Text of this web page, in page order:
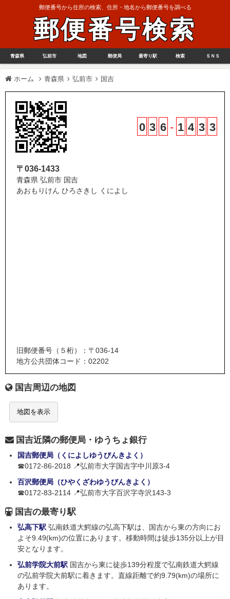
郵便番号から住所の検索、住所・地名から郵便番号を調べる
郵便番号検索
青森県 弘前市 地図 郵便局 最寄り駅 検索 ＳＮＳ
ホーム 青森県 弘前市 国吉
0 3 6 - 1 4 3 3
〒036-1433
青森県 弘前市 国吉
あおもりけん ひろさきし くによし
旧郵便番号（５桁）：〒036-14
地方公共団体コード：02202
国吉周辺の地図
地図を表示
国吉近隣の郵便局・ゆうちょ銀行
国吉郵便局（くによしゆうびんきよく）
☎0172-86-2018 📍弘前市大字国吉字中川原3-4
百沢郵便局（ひやくざわゆうびんきよく）
☎0172-83-2114 📍弘前市大字百沢字寺沢143-3
国吉の最寄り駅
弘高下駅 弘南鉄道大鰐線の弘高下駅は、国吉から東の方向にお
よそ9.49(km)の位置にあります。移動時間は徒歩135分以上が目
安となります。
弘前学院大前駅 国吉から東に徒歩139分程度で弘南鉄道大鰐線
の弘前学院大前駅に着きます。直線距離で約9.79(km)の場所に
あります。